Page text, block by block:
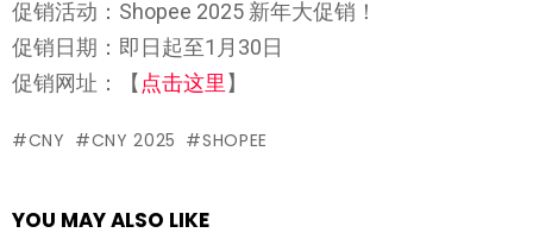
促销活动：Shopee 2025 新年大促销！
促销日期：即日起至1月30日
促销网址：【 点击这里 】
CNY CNY 2025 SHOPEE
YOU MAY ALSO LIKE